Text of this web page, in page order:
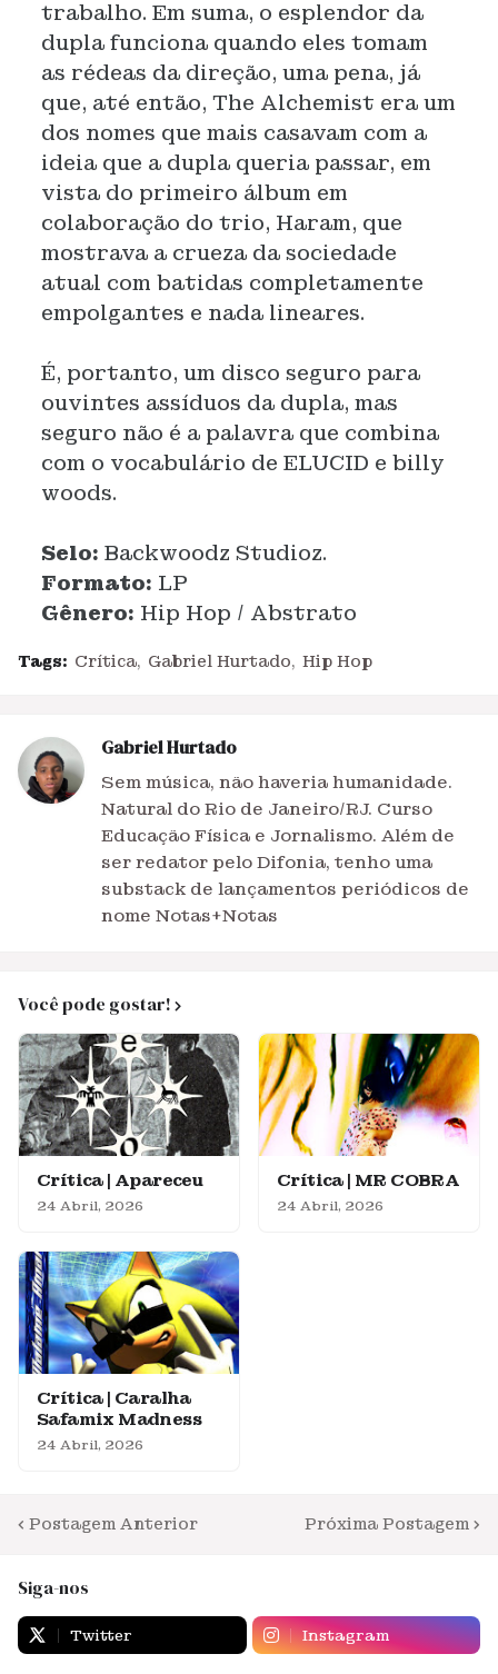
trabalho. Em suma, o esplendor da
dupla funciona quando eles tomam
as rédeas da direção, uma pena, já
que, até então, The Alchemist era um
dos nomes que mais casavam com a
ideia que a dupla queria passar, em
vista do primeiro álbum em
colaboração do trio, Haram, que
mostrava a crueza da sociedade
atual com batidas completamente
empolgantes e nada lineares.
É, portanto, um disco seguro para
ouvintes assíduos da dupla, mas
seguro não é a palavra que combina
com o vocabulário de ELUCID e billy
woods.
Selo: Backwoodz Studioz.
Formato: LP
Gênero: Hip Hop / Abstrato
Tags: Crítica Gabriel Hurtado Hip Hop
Gabriel Hurtado
Sem música, não haveria humanidade.
Natural do Rio de Janeiro/RJ. Curso
Educação Física e Jornalismo. Além de
ser redator pelo Difonia, tenho uma
substack de lançamentos periódicos de
nome Notas+Notas
Você pode gostar!
Crítica | Apareceu
24 Abril, 2026
Crítica | MR COBRA
24 Abril, 2026
Crítica | Caralha
Safamix Madness
24 Abril, 2026
Postagem Anterior Próxima Postagem
Siga-nos
Twitter Instagram